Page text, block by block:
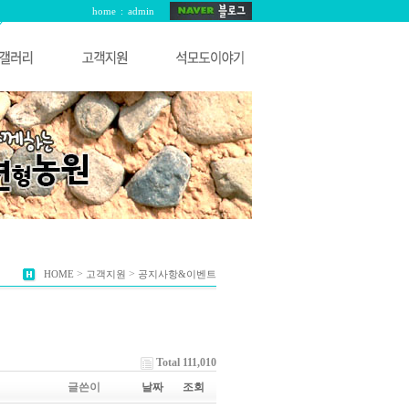
home : admin
HOME > 고객지원 > 공지사항&이벤트
Total 111,010
글쓴이 날짜 조회